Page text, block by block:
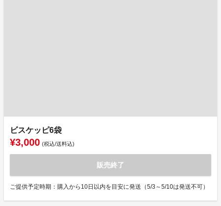
ビスケッピ6袋
¥3,000 (税込/送料込)
販売終了
ご提供予定時期：購入から10日以内を目安に発送（5/3～5/10は発送不可）